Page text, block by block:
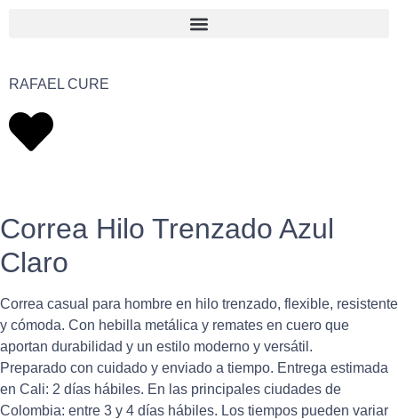
RAFAEL CURE
Correa Hilo Trenzado Azul
Claro
Correa casual para hombre en hilo trenzado, flexible, resistente
y cómoda. Con hebilla metálica y remates en cuero que
aportan durabilidad y un estilo moderno y versátil.
Preparado con cuidado y enviado a tiempo. Entrega estimada
en Cali: 2 días hábiles. En las principales ciudades de
Colombia: entre 3 y 4 días hábiles. Los tiempos pueden variar